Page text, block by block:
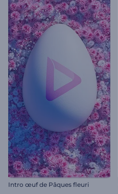
Intro œuf de Pâques fleuri